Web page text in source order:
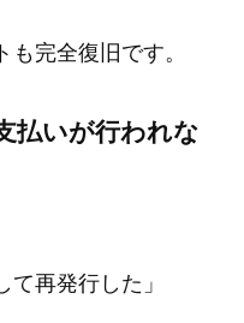
完全復旧です。
払いが行われな
て再発行した」